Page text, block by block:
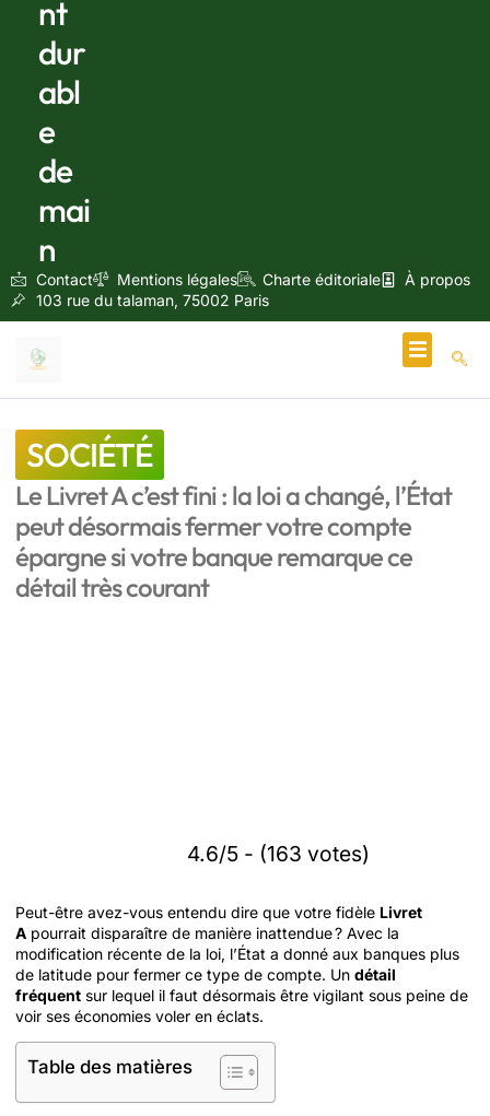
nt
dur
abl
e
de
mai
n
Contact Mentions légales Charte éditoriale
À propos
103 rue du talaman, 75002 Paris
SOCIÉTÉ
Le Livret A c’est fini : la loi a changé, l’État
peut désormais fermer votre compte
épargne si votre banque remarque ce
détail très courant
4.6/5 - (163 votes)
Peut-être avez-vous entendu dire que votre fidèle Livret
A pourrait disparaître de manière inattendue ? Avec la
modification récente de la loi, l’État a donné aux banques plus
de latitude pour fermer ce type de compte. Un détail
fréquent sur lequel il faut désormais être vigilant sous peine de
voir ses économies voler en éclats.
Table des matières